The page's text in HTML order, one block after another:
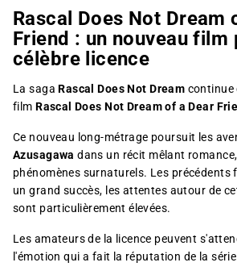
Rascal Does Not Dream
Friend : un nouveau film
célèbre licence
La sagaRascal Does Not Dream continue
filmRascal Does Not Dream of a Dear
Ce nouveau long-métrage poursuit les
Azusagawa dans un récit mêlant
phénomènes surnaturels. Les
un grand succès, les attentes autour de
sont particulièrement élevées.
Les amateurs de la licence peuvent
l'émotion qui a fait la réputation de la